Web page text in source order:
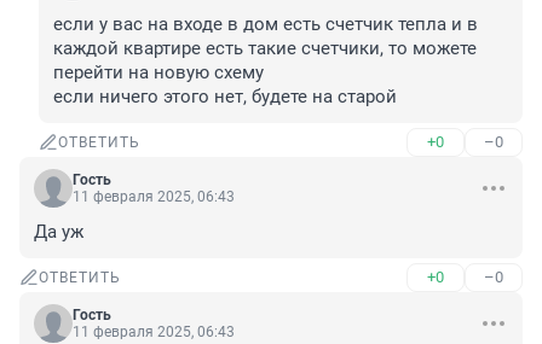
если у вас на входе в дом есть счетчик тепла и в
каждой квартире есть такие счетчики, то можете
перейти на новую схему
если ничего этого нет, будете на старой
ОТВЕТИТЬ +0 –0
Гость
11 февраля 2025, 06:43
Да уж
ОТВЕТИТЬ +0 –0
Гость
11 февраля 2025, 06:43